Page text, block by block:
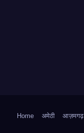
Home अमेठी आज़मगढ़